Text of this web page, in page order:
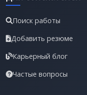
Поиск работы
Добавить резюме
Карьерный блог
Частые вопросы